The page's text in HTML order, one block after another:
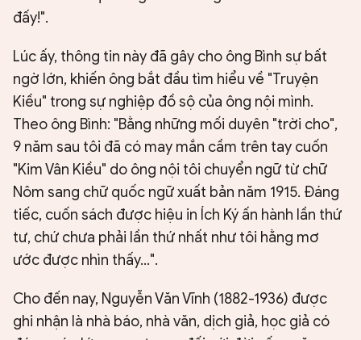
đấy!".
Lúc ấy, thông tin này đã gây cho ông Bình sự bất
ngờ lớn, khiến ông bắt đầu tìm hiểu về "Truyện
Kiều" trong sự nghiệp đồ sộ của ông nội mình.
Theo ông Bình: "Bằng những mối duyên "trời cho",
9 năm sau tôi đã có may mắn cầm trên tay cuốn
"Kim Vân Kiều" do ông nội tôi chuyển ngữ từ chữ
Nôm sang chữ quốc ngữ xuất bản năm 1915. Ðáng
tiếc, cuốn sách được hiệu in Ích Ký ấn hành lần thứ
tư, chứ chưa phải lần thứ nhất như tôi hằng mơ
ước được nhìn thấy...".
Cho đến nay, Nguyễn Văn Vĩnh (1882-1936) được
ghi nhận là nhà báo, nhà văn, dịch giả, học giả có